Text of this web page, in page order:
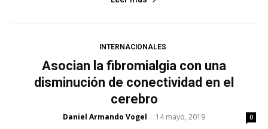
INTERNACIONALES
Asocian la fibromialgia con una
disminución de conectividad en el
cerebro
Daniel Armando Vogel - 14 mayo, 2019 0